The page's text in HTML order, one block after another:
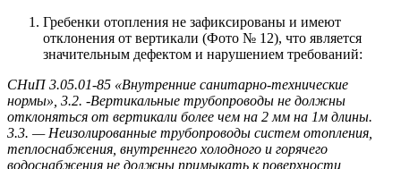
Гребенки отопления не зафиксированы и имеют
отклонения от вертикали (Фото № 12), что является
значительным дефектом и нарушением требований:
СНиП 3.05.01-85 «Внутренние санитарно-технические
нормы», 3.2. -Вертикальные трубопроводы не должны
отклоняться от вертикали более чем на 2 мм на 1м длины.
3.3. — Неизолированные трубопроводы систем отопления,
теплоснабжения, внутреннего холодного и горячего
водоснабжения не должны примыкать к поверхности